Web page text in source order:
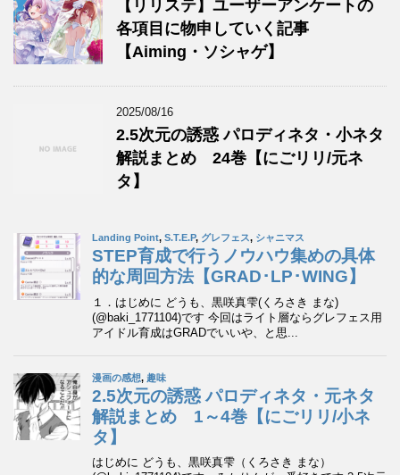
【リリステ】ユーザーアンケートの
各項目に物申していく記事
【Aiming・ソシャゲ】
2025/08/16
2.5次元の誘惑 パロディネタ・小ネタ
解説まとめ 24巻【にごリリ/元ネ
タ】